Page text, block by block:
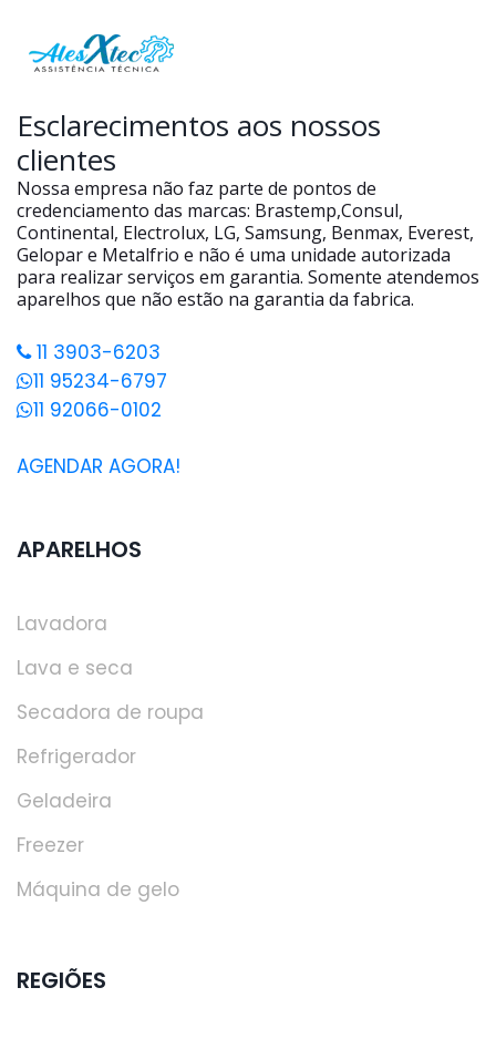
Esclarecimentos aos nossos
clientes
Nossa empresa não faz parte de pontos de
credenciamento das marcas: Brastemp,Consul,
Continental, Electrolux, LG, Samsung, Benmax, Everest,
Gelopar e Metalfrio e não é uma unidade autorizada
para realizar serviços em garantia. Somente atendemos
aparelhos que não estão na garantia da fabrica.
11 3903-6203
11 95234-6797
11 92066-0102
AGENDAR AGORA!
APARELHOS
Lavadora
Lava e seca
Secadora de roupa
Refrigerador
Geladeira
Freezer
Máquina de gelo
REGIÕES